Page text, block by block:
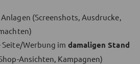
(Screenshots, Ausdrucke,
Werbung im damaligen Stand
Ansichten, Kampagnen)